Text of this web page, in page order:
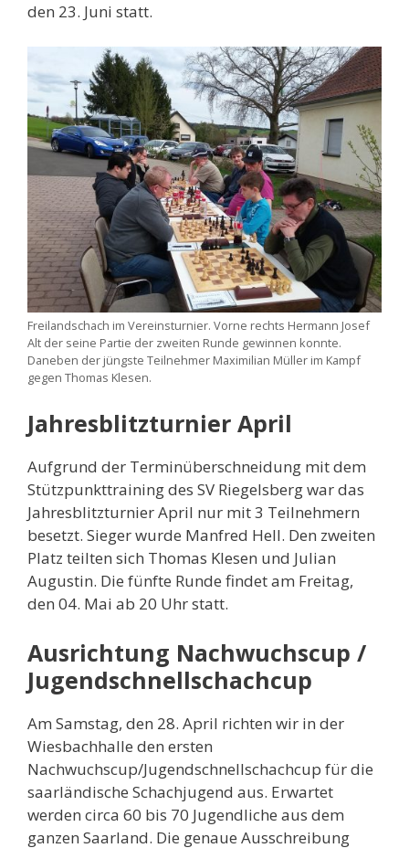
den 23. Juni statt.
Freilandschach im Vereinsturnier. Vorne rechts Hermann Josef
Alt der seine Partie der zweiten Runde gewinnen konnte.
Daneben der jüngste Teilnehmer Maximilian Müller im Kampf
gegen Thomas Klesen.
Jahresblitzturnier April
Aufgrund der Terminüberschneidung mit dem
Stützpunkttraining des SV Riegelsberg war das
Jahresblitzturnier April nur mit 3 Teilnehmern
besetzt. Sieger wurde Manfred Hell. Den zweiten
Platz teilten sich Thomas Klesen und Julian
Augustin. Die fünfte Runde findet am Freitag,
den 04. Mai ab 20 Uhr statt.
Ausrichtung Nachwuchscup /
Jugendschnellschachcup
Am Samstag, den 28. April richten wir in der
Wiesbachhalle den ersten
Nachwuchscup/Jugendschnellschachcup für die
saarländische Schachjugend aus. Erwartet
werden circa 60 bis 70 Jugendliche aus dem
ganzen Saarland. Die genaue Ausschreibung